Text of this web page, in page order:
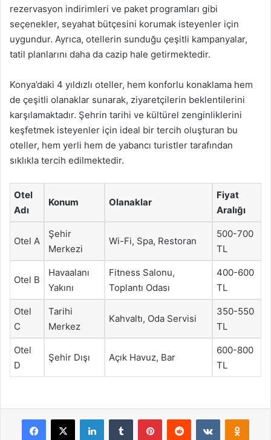
rezervasyon indirimleri ve paket programları gibi
seçenekler, seyahat bütçesini korumak isteyenler için
uygundur. Ayrıca, otellerin sunduğu çeşitli kampanyalar,
tatil planlarını daha da cazip hale getirmektedir.
Konya’daki 4 yıldızlı oteller, hem konforlu konaklama hem
de çeşitli olanaklar sunarak, ziyaretçilerin beklentilerini
karşılamaktadır. Şehrin tarihi ve kültürel zenginliklerini
keşfetmek isteyenler için ideal bir tercih oluşturan bu
oteller, hem yerli hem de yabancı turistler tarafından
sıklıkla tercih edilmektedir.
Otel
Adı
Konum Olanaklar
Fiyat
Aralığı
Otel A
Şehir
Merkezi
Wi-Fi, Spa, Restoran
500-700
TL
Otel B
Havaalanı
Yakını
Fitness Salonu,
Toplantı Odası
400-600
TL
Otel
C
Tarihi
Merkez
Kahvaltı, Oda Servisi
350-550
TL
Otel
D
Şehir Dışı Açık Havuz, Bar
600-800
TL
Facebook
X LinkedInTumblr PinterestReddit VKontakte